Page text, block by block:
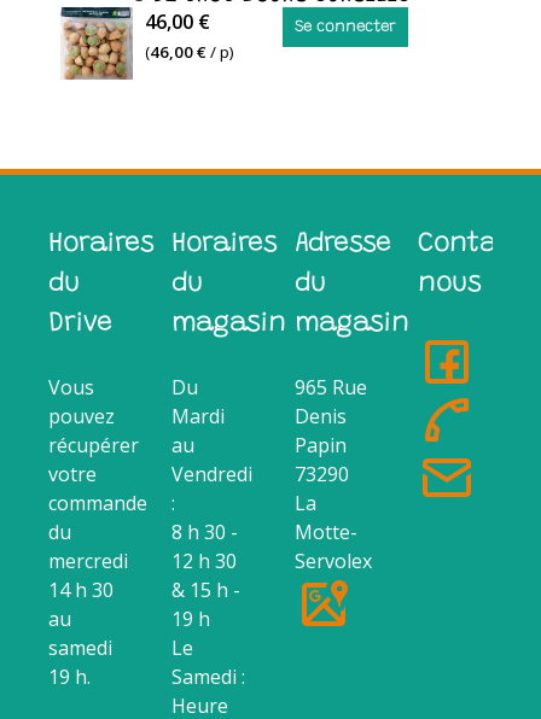
5
DZ
CROC
46,00 €
(46,00 €/ p)
Se connecter
Horaires
du
Drive
Vous
pouvez
récupérer
votre
commande
du
mercredi
14 h 30
au
samedi
19 h.
Horaires
du
magasin
Du
Mardi
au
Vendredi
:
8 h 30 -
12 h 30
& 15 h -
19 h
Le
Samedi :
Heure
Adresse
du
magasin
965 Rue
Denis
Papin
73290
La
Motte-
Servolex
nous